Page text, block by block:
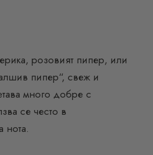
розовият пипер, или
пипер“, свеж и
много добре с
се често в
нота.